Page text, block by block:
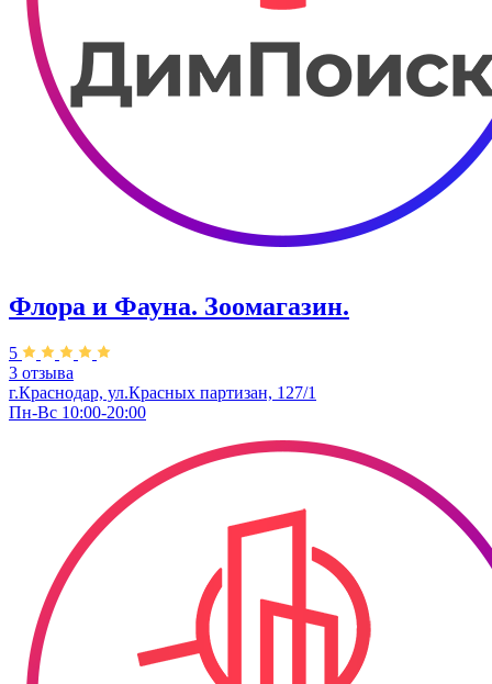
Флора и Фауна. Зоомагазин.
5
3 отзыва
г.Краснодар, ул.Красных партизан, 127/1
Пн-Вс 10:00-20:00